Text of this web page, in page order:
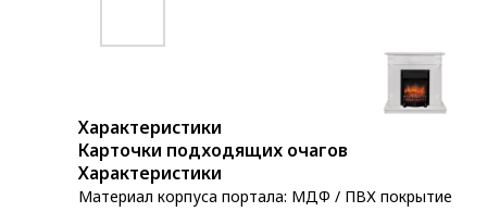
Характеристики
Карточки подходящих очагов
Характеристики
Материал корпуса портала: МДФ / ПВХ покрытие